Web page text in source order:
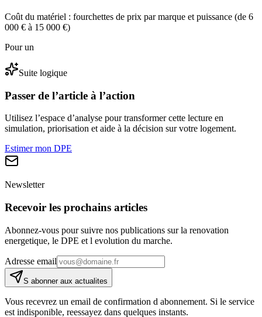
Coût du matériel : fourchettes de prix par marque et puissance (de 6
000 € à 15 000 €)
Pour un
Suite logique
Passer de l’article à l’action
Utilisez l’espace d’analyse pour transformer cette lecture en
simulation, priorisation et aide à la décision sur votre logement.
Estimer mon DPE
Newsletter
Recevoir les prochains articles
Abonnez-vous pour suivre nos publications sur la renovation
energetique, le DPE et l evolution du marche.
Adresse email
S abonner aux actualites
Vous recevrez un email de confirmation d abonnement. Si le service
est indisponible, reessayez dans quelques instants.